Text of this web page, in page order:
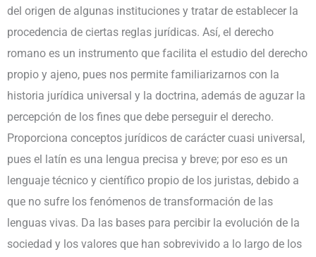
del origen de algunas instituciones y tratar de establecer la
procedencia de ciertas reglas jurídicas. Así, el derecho
romano es un instrumento que facilita el estudio del derecho
propio y ajeno, pues nos permite familiarizarnos con la
historia jurídica universal y la doctrina, además de aguzar la
percepción de los fines que debe perseguir el derecho.
Proporciona conceptos jurídicos de carácter cuasi universal,
pues el latín es una lengua precisa y breve; por eso es un
lenguaje técnico y científico propio de los juristas, debido a
que no sufre los fenómenos de transformación de las
lenguas vivas. Da las bases para percibir la evolución de la
sociedad y los valores que han sobrevivido a lo largo de los